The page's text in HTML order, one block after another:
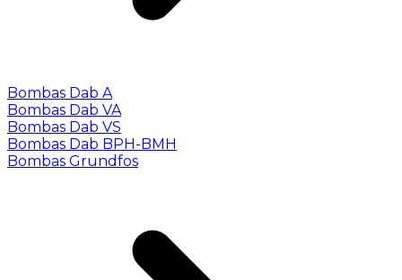
Bombas Dab A
Bombas Dab VA
Bombas Dab VS
Bombas Dab BPH-BMH
Bombas Grundfos